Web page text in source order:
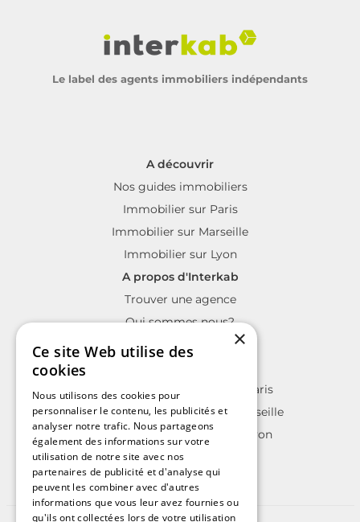
Le label des agents immobiliers indépendants
A découvrir
Nos guides immobiliers
Immobilier sur Paris
Immobilier sur Marseille
Immobilier sur Lyon
A propos d'Interkab
Trouver une agence
Qui sommes nous?
La charte Interkab
Annonces immobilières sur Paris
Annonces immobilières sur Marseille
Annonces immobilières sur Lyon
×
Ce site Web utilise des
cookies
Nous utilisons des cookies pour
personnaliser le contenu, les publicités et
analyser notre trafic. Nous partageons
également des informations sur votre
utilisation de notre site avec nos
partenaires de publicité et d'analyse qui
peuvent les combiner avec d'autres
informations que vous leur avez fournies ou
qu'ils ont collectées lors de votre utilisation